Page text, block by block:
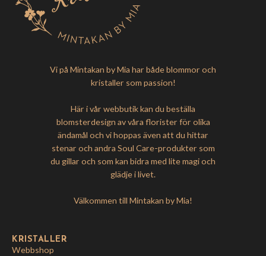
Vi på Mintakan by Mia har både blommor och
kristaller som passion!
Här i vår webbutik kan du beställa
blomsterdesign av våra florister för olika
ändamål och vi hoppas även att du hittar
stenar och andra Soul Care-produkter som
du gillar och som kan bidra med lite magi och
glädje i livet.
Välkommen till Mintakan by Mia!
KRISTALLER
Webbshop